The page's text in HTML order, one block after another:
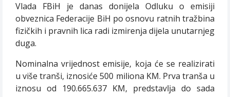
Vlada FBiH je danas donijela Odluku o emisiji
obveznica Federacije BiH po osnovu ratnih tražbina
fizičkih i pravnih lica radi izmirenja dijela unutarnjeg
duga.
Nominalna vrijednost emisije, koja će se realizirati
u više tranši, iznosiće 500 miliona KM. Prva tranša u
iznosu od 190.665.637 KM, predstavlja do sada